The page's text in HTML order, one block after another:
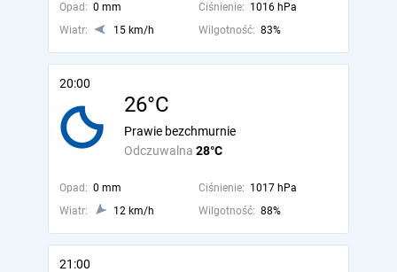
Opad: 0 mm Ciśnienie: 1016 hPa
Wiatr:
15 km/h Wilgotność: 83%
20:00
26°C
Odczuwalna 28°C
Prawie bezchmurnie
Opad: 0 mm Ciśnienie: 1017 hPa
Wiatr:
12 km/h Wilgotność: 88%
21:00